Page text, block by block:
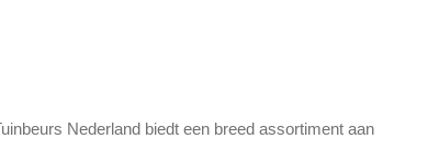
Nederland biedt een breed assortiment aan